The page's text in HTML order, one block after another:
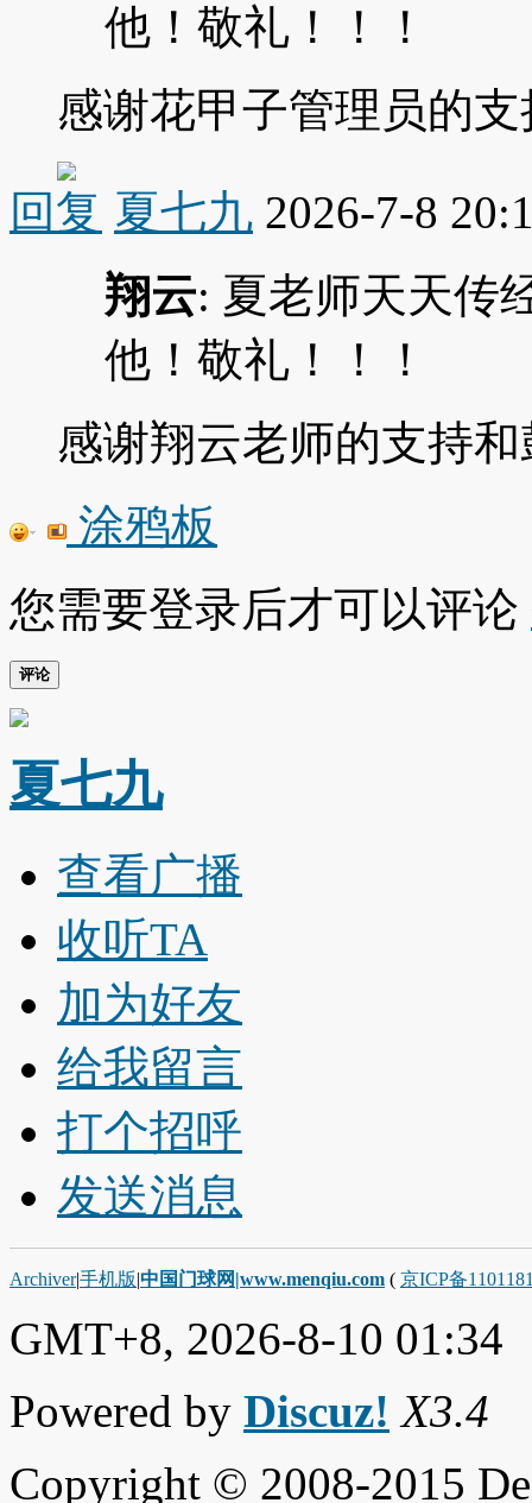
他！敬礼！！！
感谢花甲子管理员的
回复 夏七九 2026-7-8
翔云: 夏老师天天传
他！敬礼！！！
感谢翔云老师的支持
涂鸦板
您需要登录后才可以评论
评论
夏七九
查看广播
收听TA
加为好友
给我留言
打个招呼
发送消息
Archiver|手机版|中国门球网|www.menqiu.com ( 京ICP备
GMT+8, 2026-8-10 01:34
Powered by Discuz! X3.4
Copyright © 2008-2015